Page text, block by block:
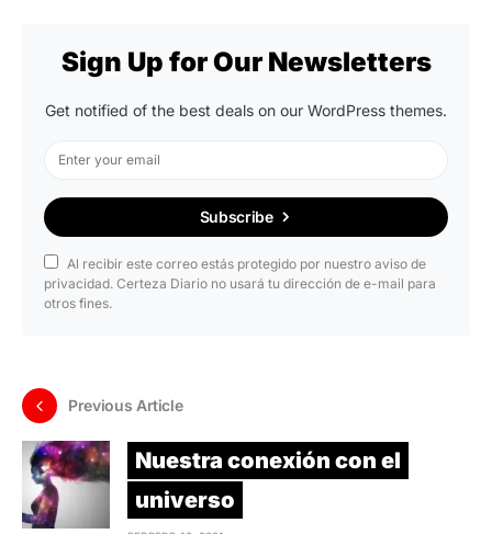
Sign Up for Our Newsletters
Get notified of the best deals on our WordPress themes.
Subscribe
Al recibir este correo estás protegido por nuestro aviso de
privacidad. Certeza Diario no usará tu dirección de e-mail para
otros fines.
Previous Article
Nuestra conexión con el
universo